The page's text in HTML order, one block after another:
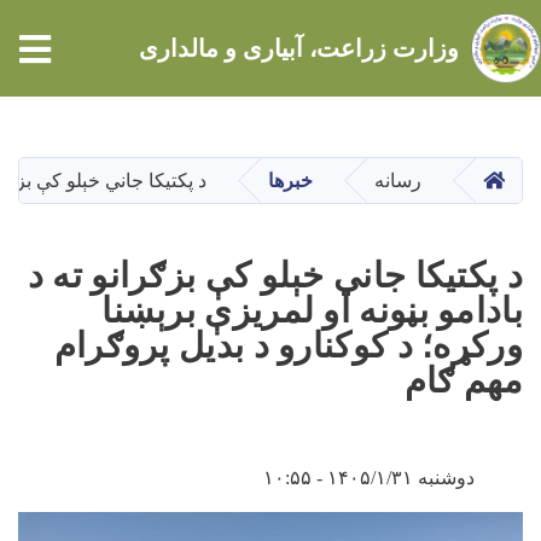
main
content
وزارت زراعت، آبیاری و مالداری
HOME رسانه خبرها د پکتیکا جاني خېلو کې
د پکتیکا جاني خېلو کې بزګرانو ته د
بادامو بڼونه او لمریزې برېښنا
ورکړه؛ د کوکنارو د بدیل پروګرام
مهم ګام
دوشنبه ۱۴۰۵/۱/۳۱ - ۱۰:۵۵